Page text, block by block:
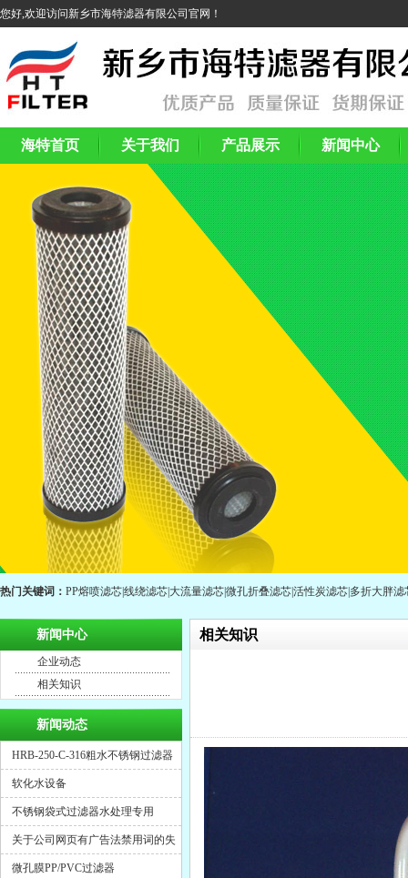
您好,欢迎访问新乡市海特滤器有限公司官网！
海特首页 关于我们 产品展示 新闻中心
热门关键词： PP熔喷滤芯线绕滤芯 大流量滤芯微孔折叠滤芯活性炭滤芯 多折大胖滤
新闻中心
企业动态
相关知识
新闻动态
HRB-250-C-316粗水不锈钢过滤器
软化水设备
不锈钢袋式过滤器水处理专用
关于公司网页有广告法禁用词的失
效声明
微孔膜PP/PVC过滤器
相关知识